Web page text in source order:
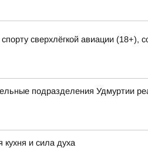
сверхлёгкой авиации
подразделения Удмуртии
и сила духа